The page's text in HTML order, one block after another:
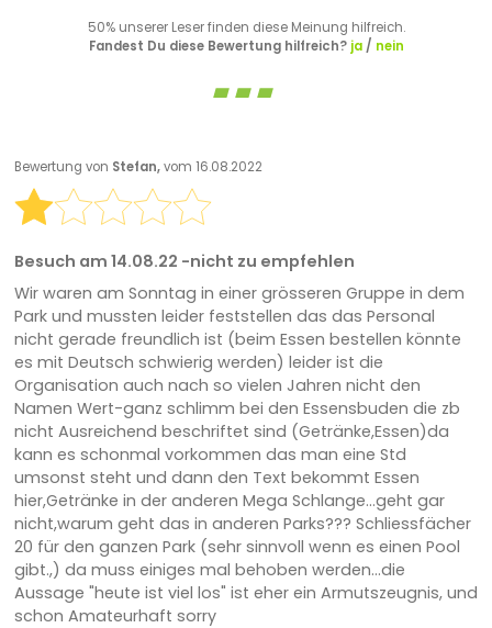
50% unserer Leser finden diese Meinung hilfreich.
Fandest Du diese Bewertung hilfreich? ja/ nein
Bewertung von Stefan,vom 16.08.2022
Besuch am 14.08.22 -nicht zu empfehlen
Wir waren am Sonntag in einer grösseren Gruppe in dem
Park und mussten leider feststellen das das Personal
nicht gerade freundlich ist (beim Essen bestellen könnte
es mit Deutsch schwierig werden) leider ist die
Organisation auch nach so vielen Jahren nicht den
Namen Wert-ganz schlimm bei den Essensbuden die zb
nicht Ausreichend beschriftet sind (Getränke,Essen)da
kann es schonmal vorkommen das man eine Std
umsonst steht und dann den Text bekommt Essen
hier,Getränke in der anderen Mega Schlange...geht gar
nicht,warum geht das in anderen Parks??? Schliessfächer
20 für den ganzen Park (sehr sinnvoll wenn es einen Pool
gibt.,) da muss einiges mal behoben werden...die
Aussage "heute ist viel los" ist eher ein Armutszeugnis, und
schon Amateurhaft sorry